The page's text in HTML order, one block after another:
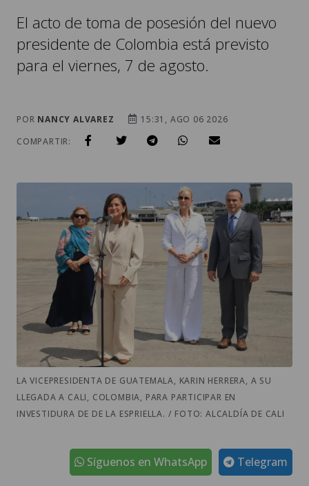
El acto de toma de posesión del nuevo
presidente de Colombia está previsto
para el viernes, 7 de agosto.
POR NANCY ALVAREZ
15:31, AGO 06 2026
COMPARTIR:
LA VICEPRESIDENTA DE GUATEMALA, KARIN HERRERA, A SU
LLEGADA A CALI, COLOMBIA, PARA PARTICIPAR EN
INVESTIDURA DE DE LA ESPRIELLA. / FOTO: ALCALDÍA DE CALI
Telegram
Síguenos en WhatsApp